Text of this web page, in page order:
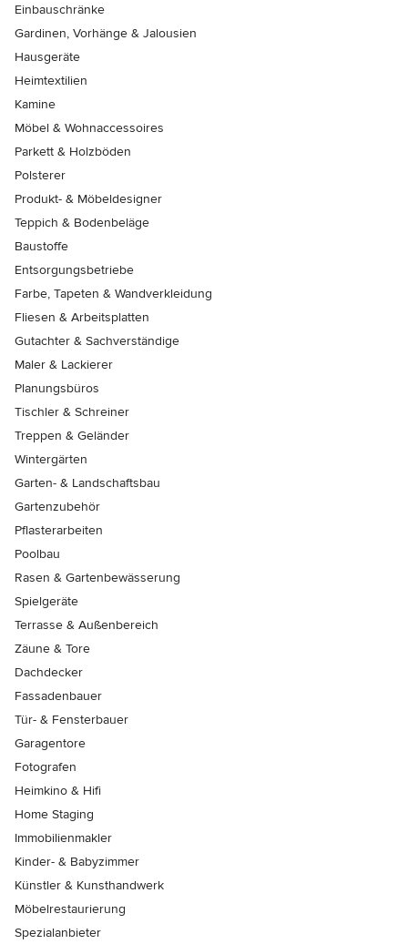
Einbauschränke
Gardinen, Vorhänge & Jalousien
Hausgeräte
Heimtextilien
Kamine
Möbel & Wohnaccessoires
Parkett & Holzböden
Polsterer
Produkt- & Möbeldesigner
Teppich & Bodenbeläge
Baustoffe
Entsorgungsbetriebe
Farbe, Tapeten & Wandverkleidung
Fliesen & Arbeitsplatten
Gutachter & Sachverständige
Maler & Lackierer
Planungsbüros
Tischler & Schreiner
Treppen & Geländer
Wintergärten
Garten- & Landschaftsbau
Gartenzubehör
Pflasterarbeiten
Poolbau
Rasen & Gartenbewässerung
Spielgeräte
Terrasse & Außenbereich
Zäune & Tore
Dachdecker
Fassadenbauer
Tür- & Fensterbauer
Garagentore
Fotografen
Heimkino & Hifi
Home Staging
Immobilienmakler
Kinder- & Babyzimmer
Künstler & Kunsthandwerk
Möbelrestaurierung
Spezialanbieter